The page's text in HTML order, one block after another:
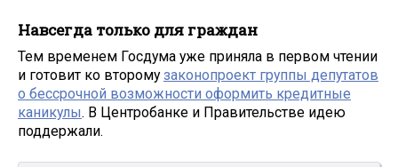
Навсегда только для граждан
Тем временем Госдума уже приняла в первом чтении
и готовит ко второмузаконопроект группы депутатов
о бессрочной возможности оформить кредитные
каникулы. В Центробанке и Правительстве идею
поддержали.